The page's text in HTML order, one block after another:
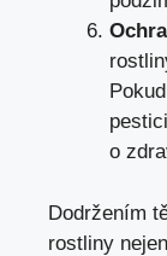
o
Dodržením
rostliny